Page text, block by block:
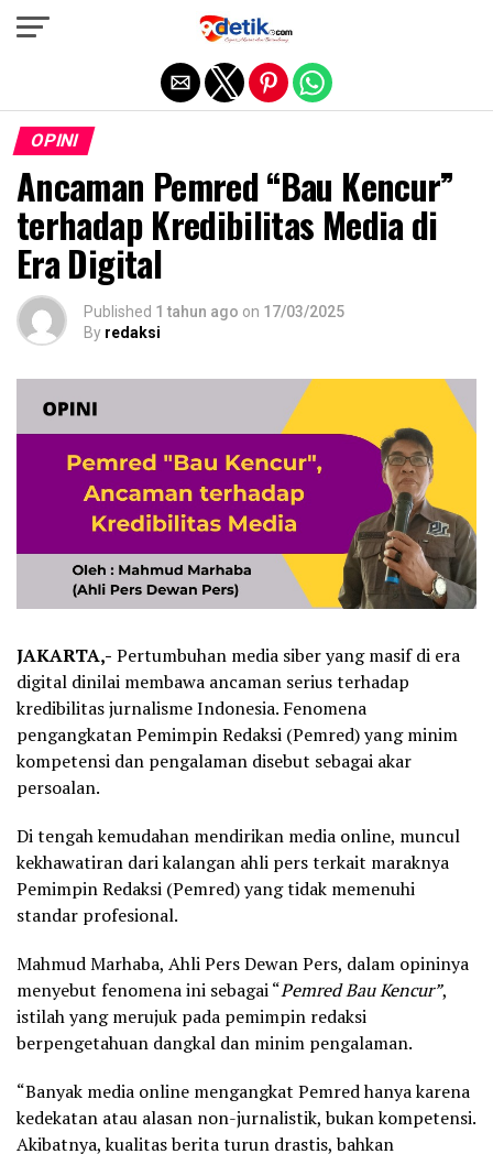
OPINI
Ancaman Pemred “Bau Kencur”
terhadap Kredibilitas Media di
Era Digital
Published 1 tahun ago on 17/03/2025
By redaksi
JAKARTA,- Pertumbuhan media siber yang masif di era
digital dinilai membawa ancaman serius terhadap
kredibilitas jurnalisme Indonesia. Fenomena
pengangkatan Pemimpin Redaksi (Pemred) yang minim
kompetensi dan pengalaman disebut sebagai akar
persoalan.
Di tengah kemudahan mendirikan media online, muncul
kekhawatiran dari kalangan ahli pers terkait maraknya
Pemimpin Redaksi (Pemred) yang tidak memenuhi
standar profesional.
Mahmud Marhaba, Ahli Pers Dewan Pers, dalam opininya
menyebut fenomena ini sebagai “Pemred Bau Kencur”,
istilah yang merujuk pada pemimpin redaksi
berpengetahuan dangkal dan minim pengalaman.
“Banyak media online mengangkat Pemred hanya karena
kedekatan atau alasan non-jurnalistik, bukan kompetensi.
Akibatnya, kualitas berita turun drastis, bahkan
Exit mobile version